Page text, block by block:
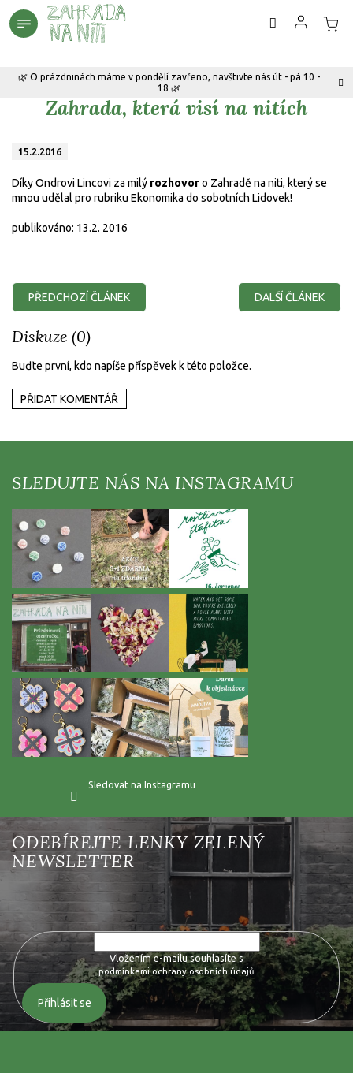
Přejít
na
🌿 O prázdninách máme v pondělí zavřeno, navštivte nás út - pá 10 -
18 🌿
Zahrada, která visí na nitích
15.2.2016
Díky Ondrovi Lincovi za milý rozhovoro Zahradě na niti, který se
mnou udělal pro rubriku Ekonomika do sobotních Lidovek!
publikováno: 13.2. 2016
PŘEDCHOZÍ ČLÁNEK DALŠÍ ČLÁNEK
Diskuze (0)
Buďte první, kdo napíše příspěvek k této položce.
PŘIDAT KOMENTÁŘ
Sledovat na Instagramu
Vložte svůj e-mail a my vám budeme zasílat informace o nových
produktech na našem e-shopu.
Vložením e-mailu souhlasíte s
podmínkami ochrany osobních údajů
Přihlásit se